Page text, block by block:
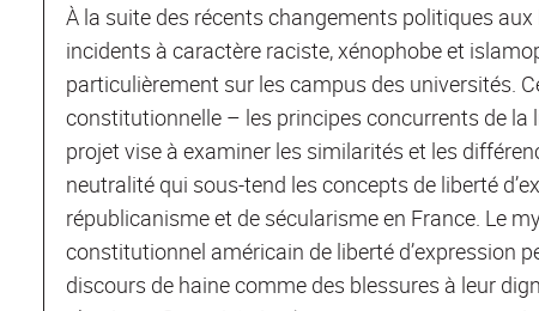
À la suite des récents changements politiques
incidents à caractère raciste, xénophobe et
particulièrement sur les campus des universités.
constitutionnelle – les principes concurrents de la
projet vise à examiner les similarités et les
neutralité qui sous-tend les concepts de liberté
républicanisme et de sécularisme en France. Le
constitutionnel américain de liberté d’expression
discours de haine comme des blessures à leur